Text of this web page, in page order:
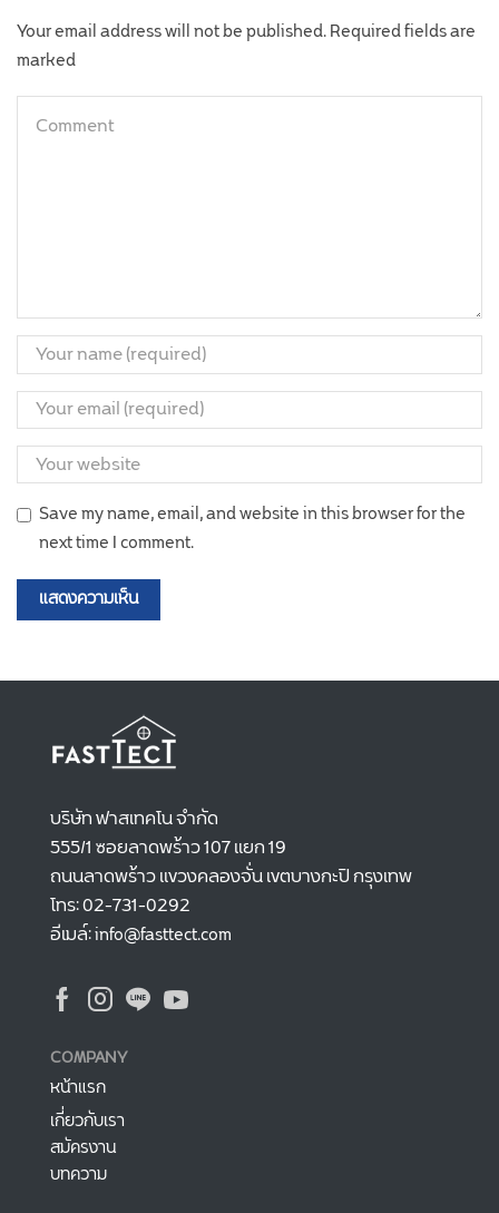
Your email address will not be published. Required fields are
marked
Save my name, email, and website in this browser for the
next time I comment.
บริษัท ฟาสเทคโน จำกัด
555/1 ซอยลาดพร้าว 107 แยก 19
ถนนลาดพร้าว แขวงคลองจั่น เขตบางกะปิ กรุงเทพ
โทร: 02-731-0292
อีเมล์: info@fasttect.com
COMPANY
หน้าแรก
เกี่ยวกับเรา
สมัครงาน
บทความ